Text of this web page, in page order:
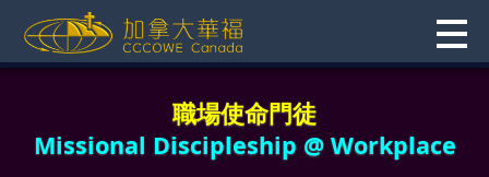
content
職場使命門徒
Missional Discipleship @ Workplace